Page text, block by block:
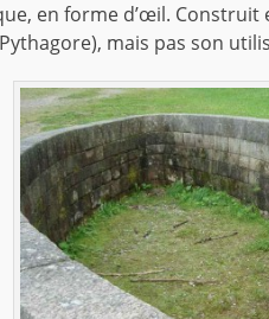
en forme d’œil.
mais pas son